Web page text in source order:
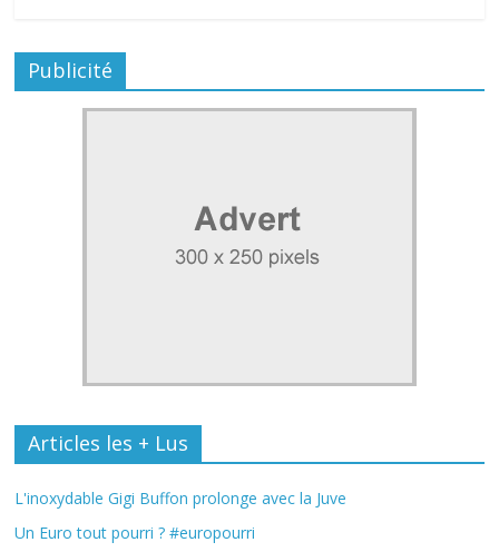
Publicité
Articles les + Lus
L'inoxydable Gigi Buffon prolonge avec la Juve
Un Euro tout pourri ? #europourri